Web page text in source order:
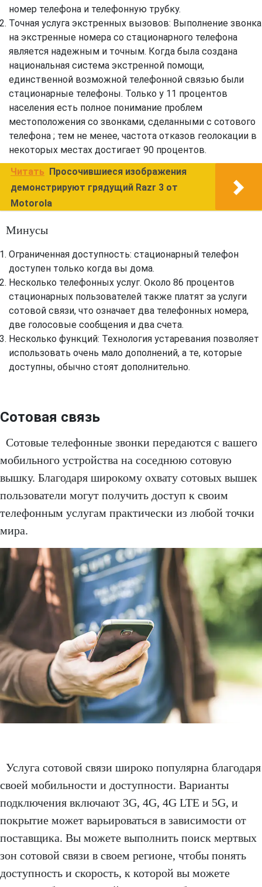
номер телефона и телефонную трубку.
Точная услуга экстренных вызовов: Выполнение звонка
на экстренные номера со стационарного телефона
является надежным и точным. Когда была создана
национальная система экстренной помощи,
единственной возможной телефонной связью были
стационарные телефоны. Только у 11 процентов
населения есть полное понимание проблем
местоположения со звонками, сделанными с сотового
телефона ; тем не менее, частота отказов геолокации в
некоторых местах достигает 90 процентов.
Читать
Просочившиеся изображения
демонстрируют грядущий Razr 3 от
Motorola
Минусы
Ограниченная доступность: стационарный телефон
доступен только когда вы дома.
Несколько телефонных услуг. Около 86 процентов
стационарных пользователей также платят за услуги
сотовой связи, что означает два телефонных номера,
две голосовые сообщения и два счета.
Несколько функций: Технология устаревания позволяет
использовать очень мало дополнений, а те, которые
доступны, обычно стоят дополнительно.
Сотовая связь
Сотовые телефонные звонки передаются с вашего
мобильного устройства на соседнюю сотовую
вышку. Благодаря широкому охвату сотовых вышек
пользователи могут получить доступ к своим
телефонным услугам практически из любой точки
мира.
Услуга сотовой связи широко популярна благодаря
своей мобильности и доступности. Варианты
подключения включают 3G, 4G, 4G LTE и 5G, и
покрытие может варьироваться в зависимости от
поставщика. Вы можете выполнить поиск мертвых
зон сотовой связи в своем регионе, чтобы понять
доступность и скорость, к которой вы можете